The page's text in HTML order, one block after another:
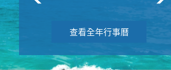
查看全年行事曆